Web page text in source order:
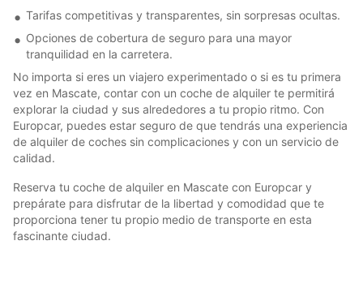
Tarifas competitivas y transparentes, sin sorpresas ocultas.
Opciones de cobertura de seguro para una mayor
tranquilidad en la carretera.
No importa si eres un viajero experimentado o si es tu primera
vez en Mascate, contar con un coche de alquiler te permitirá
explorar la ciudad y sus alrededores a tu propio ritmo. Con
Europcar, puedes estar seguro de que tendrás una experiencia
de alquiler de coches sin complicaciones y con un servicio de
calidad.
Reserva tu coche de alquiler en Mascate con Europcar y
prepárate para disfrutar de la libertad y comodidad que te
proporciona tener tu propio medio de transporte en esta
fascinante ciudad.